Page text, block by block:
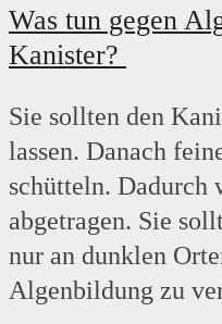
Was tun gegen
Kanister?
Sie sollten den
lassen. Danach
schütteln. Dadurch
abgetragen. Sie
nur an dunklen
Algenbildung zu